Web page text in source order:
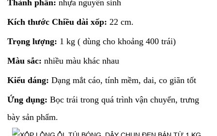
Thành phần: nhựa nguyên sinh
Kích thước Chiều dài xốp: 22 cm.
Trọng lượng: 1 kg ( dùng cho khoảng 400 trái)
Màu sắc: nhiều màu khác nhau
Kiểu dáng: Dạng mắt cáo, tính mềm, dai, co giãn tốt
Ứng dụng: Bọc trái trong quá trình vận chuyển, trưng
bày sản phẩm.